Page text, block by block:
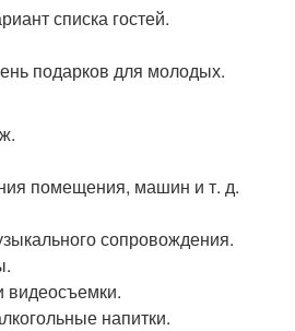
списка гостей.
подарков для молодых.
помещения, машин и т. д.
сопровождения.
видеосъемки.
напитки.